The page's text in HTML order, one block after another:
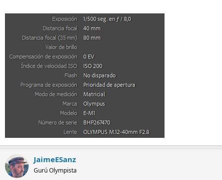
JaimeESanz
Gurú Olympista